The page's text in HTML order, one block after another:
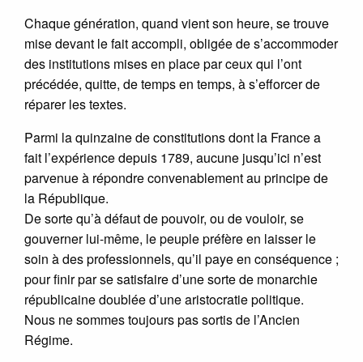
Chaque génération, quand vient son heure, se trouve
mise devant le fait accompli, obligée de s’accommoder
des institutions mises en place par ceux qui l’ont
précédée, quitte, de temps en temps, à s’efforcer de
réparer les textes.
Parmi la quinzaine de constitutions dont la France a
fait l’expérience depuis 1789, aucune jusqu’ici n’est
parvenue à répondre convenablement au principe de
la République.
De sorte qu’à défaut de pouvoir, ou de vouloir, se
gouverner lui-même, le peuple préfère en laisser le
soin à des professionnels, qu’il paye en conséquence ;
pour finir par se satisfaire d’une sorte de monarchie
républicaine doublée d’une aristocratie politique.
Nous ne sommes toujours pas sortis de l’Ancien
Régime.